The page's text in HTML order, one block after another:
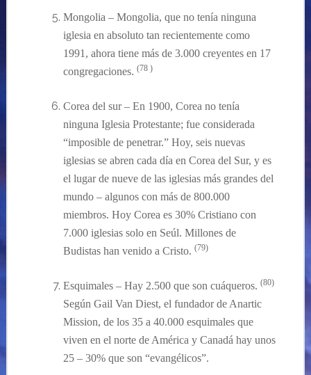
Mongolia – Mongolia, que no tenía ninguna
iglesia en absoluto tan recientemente como
1991, ahora tiene más de 3.000 creyentes en 17
congregaciones. (78 )
Corea del sur– En 1900, Corea no tenía
ninguna Iglesia Protestante; fue considerada
“imposible de penetrar.” Hoy, seis nuevas
iglesias se abren cada día en Corea del Sur, y es
el lugar de nueve de las iglesias más grandes del
mundo – algunos con más de 800.000
miembros. Hoy Corea es 30% Cristiano con
7.000 iglesias solo en Seúl. Millones de
Budistas han venido a Cristo. (79)
Esquimales – Hay 2.500 que son cuáqueros. (80)
Según Gail Van Diest, el fundador de Anartic
Mission, de los 35 a 40.000 esquimales que
viven en el norte de América y Canadá hay unos
25 – 30% que son “evangélicos”.